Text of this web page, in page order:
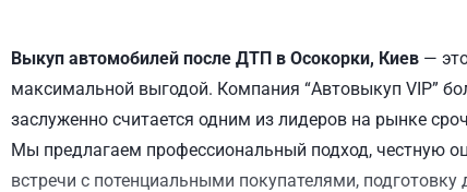
Выкуп автомобилей после ДТП в Осокорки, Киев —
максимальной выгодой. Компания “Автовыкуп VIP”
заслуженно считается одним из лидеров на рынке
Мы предлагаем профессиональный подход, честную
встречи с потенциальными покупателями,